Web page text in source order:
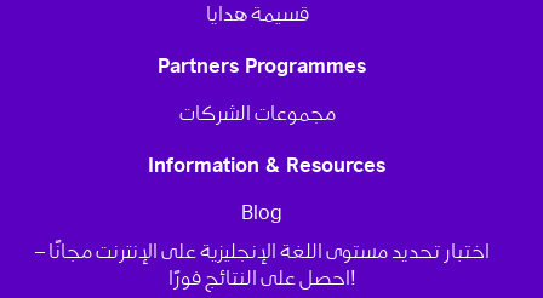
قسيمة هدايا
Partners Programmes
مجموعات الشركات
Information & Resources
Blog
اختبار تحديد مستوى اللغة الإنجليزية على الإنترنت مجانًا –
احصل على النتائج فورًا!